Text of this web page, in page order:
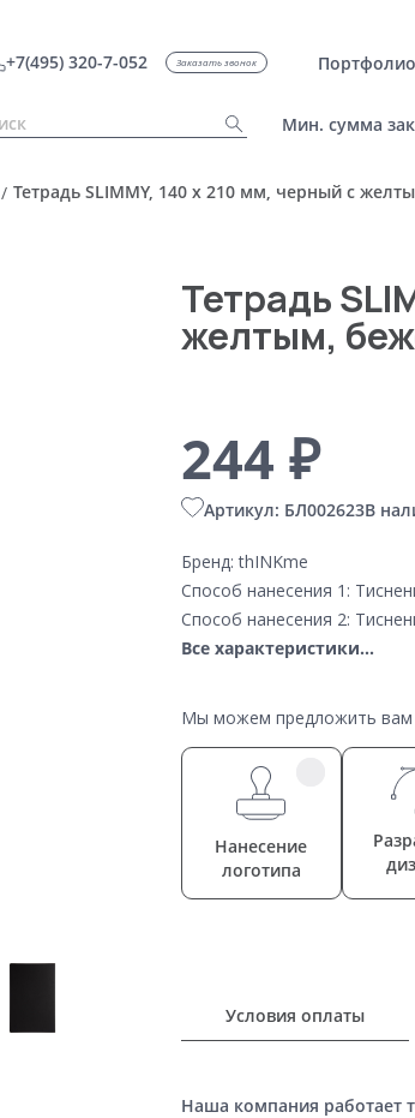
+7(495) 320-7-052 Заказать звонок Портфолио
Мин. сумма
/ Тетрадь SLIMMY, 140 х 210 мм, черный с
Тетрадь
желтым,
244 ₽
Артикул: БЛ002623В
Бренд: thINKme
Способ нанесения 1:
Способ нанесения 2:
Все характеристики...
Мы можем предложить вам
Нанесение
логотипа
Условия оплаты
Наша компания работает